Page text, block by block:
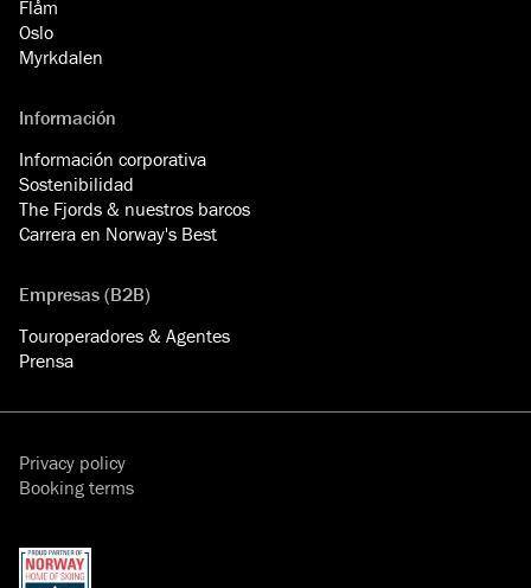
Flåm
Oslo
Myrkdalen
Información
Información corporativa
Sostenibilidad
The Fjords & nuestros barcos
Carrera en Norway's Best
Empresas (B2B)
Touroperadores & Agentes
Prensa
Privacy policy
Booking terms